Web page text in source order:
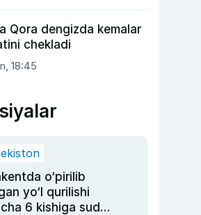
Qora dengizda kemalar
chekladi
18:45
o‘pirilib
yo‘l qurilishi
6 kishiga sud